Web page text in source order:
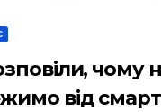
чому
від